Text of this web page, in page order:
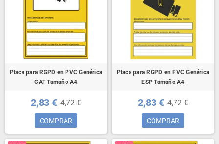
Placa para RGPD en PVC Genérica
CAT Tamaño A4
2,83 € 4,72 €
COMPRAR
Placa para RGPD en PVC Genérica
ESP Tamaño A4
2,83 € 4,72 €
COMPRAR